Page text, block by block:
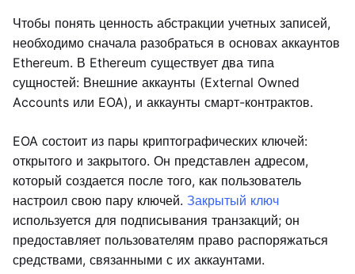
Чтобы понять ценность абстракции учетных записей,
необходимо сначала разобраться в основах аккаунтов
Ethereum. В Ethereum существует два типа
сущностей: Внешние аккаунты (External Owned
Accounts или EOA), и аккаунты смарт-контрактов.
EOA состоит из пары криптографических ключей:
открытого и закрытого. Он представлен адресом,
который создается после того, как пользователь
настроил свою пару ключей. Закрытый ключ
используется для подписывания транзакций; он
предоставляет пользователям право распоряжаться
средствами, связанными с их аккаунтами.